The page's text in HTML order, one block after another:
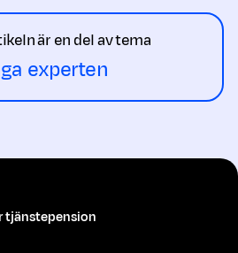
är en del av tema
experten
tjänstepension